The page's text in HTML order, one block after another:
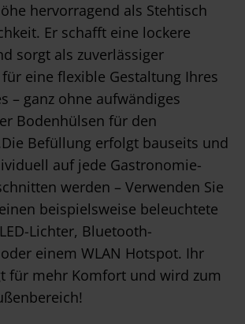
hervorragend als Stehtisch
Er schafft eine lockere
sorgt als zuverlässiger
eine flexible Gestaltung Ihres
– ganz ohne aufwändiges
Bodenhülsen für den
Befüllung erfolgt bauseits und
auf jede Gastronomie-
werden – Verwenden Sie
beispielsweise beleuchtete
Lichter, Bluetooth-
einem WLAN Hotspot. Ihr
für mehr Komfort und wird zum